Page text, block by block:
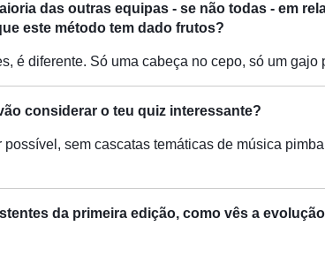
das outras equipas - se não todas - em
este método tem dado frutos?
é diferente. Só uma cabeça no cepo, só um
considerar o teu quiz interessante?
sem cascatas temáticas de música
da primeira edição, como vês a